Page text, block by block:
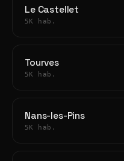
Le Castellet
5K hab.
Tourves
5K hab.
Nans-les-Pins
5K hab.